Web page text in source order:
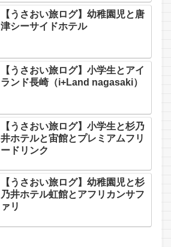
【うさおい旅ログ】幼稚園児と唐
津シーサイドホテル
【うさおい旅ログ】小学生とアイ
ランド長崎（i+Land nagasaki）
【うさおい旅ログ】小学生と杉乃
井ホテルと宙館とプレミアムフリ
ードリンク
【うさおい旅ログ】幼稚園児と杉
乃井ホテル虹館とアフリカンサフ
ァリ